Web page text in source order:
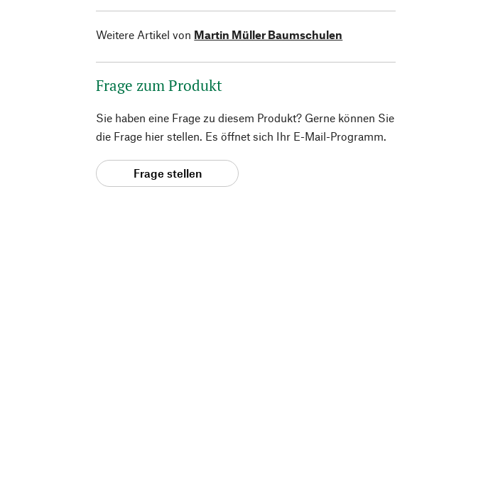
Weitere Artikel von Martin Müller Baumschulen
Frage zum Produkt
Sie haben eine Frage zu diesem Produkt? Gerne können Sie
die Frage hier stellen. Es öffnet sich Ihr E-Mail-Programm.
Frage stellen